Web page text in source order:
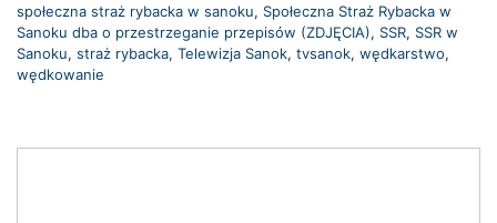
społeczna straż rybacka w sanoku, Społeczna Straż Rybacka w
Sanoku dba o przestrzeganie przepisów (ZDJĘCIA), SSR, SSR w
Sanoku, straż rybacka, Telewizja Sanok, tvsanok, wędkarstwo,
wędkowanie